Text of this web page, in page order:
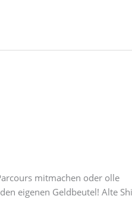
mitmachen oder olle
eigenen Geldbeutel! Alte